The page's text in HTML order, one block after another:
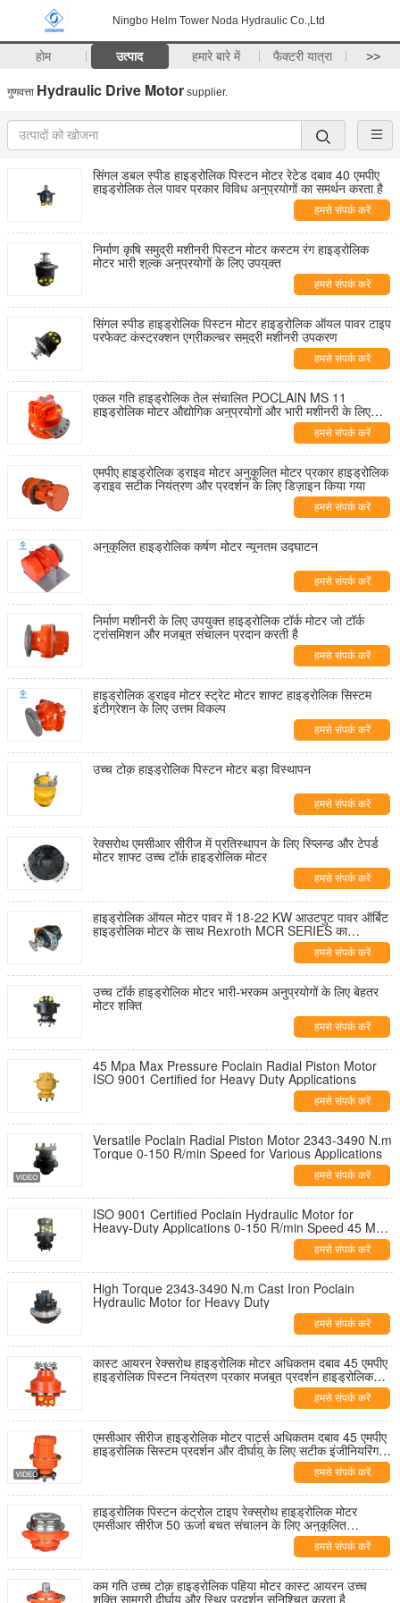
Ningbo Helm Tower Noda Hydraulic Co.,Ltd
होम उत्पाद हमारे बारे में फैक्टरी यात्रा >>
गुणवत्ता Hydraulic Drive Motor supplier.
सिंगल डबल स्पीड हाइड्रोलिक पिस्टन मोटर रेटेड दबाव 40 एमपीए
हाइड्रोलिक तेल पावर प्रकार विविध अनुप्रयोगों का समर्थन करता है
हमसे संपर्क करें
निर्माण कृषि समुद्री मशीनरी पिस्टन मोटर कस्टम रंग हाइड्रोलिक
मोटर भारी शुल्क अनुप्रयोगों के लिए उपयुक्त
हमसे संपर्क करें
सिंगल स्पीड हाइड्रोलिक पिस्टन मोटर हाइड्रोलिक ऑयल पावर टाइप
परफेक्ट कंस्ट्रक्शन एग्रीकल्चर समुद्री मशीनरी उपकरण
हमसे संपर्क करें
एकल गति हाइड्रोलिक तेल संचालित POCLAIN MS 11
हाइड्रोलिक मोटर औद्योगिक अनुप्रयोगों और भारी मशीनरी के लिए
हमसे संपर्क करें
एमपीए हाइड्रोलिक ड्राइव मोटर अनुकूलित मोटर प्रकार हाइड्रोलिक
ड्राइव सटीक नियंत्रण और प्रदर्शन के लिए डिज़ाइन किया गया
हमसे संपर्क करें
अनुकूलित हाइड्रोलिक कर्षण मोटर न्यूनतम उद्घाटन
हमसे संपर्क करें
निर्माण मशीनरी के लिए उपयुक्त हाइड्रोलिक टॉर्क मोटर जो टॉर्क
ट्रांसमिशन और मजबूत संचालन प्रदान करती है
हमसे संपर्क करें
हाइड्रोलिक ड्राइव मोटर स्ट्रेट मोटर शाफ्ट हाइड्रोलिक सिस्टम
इंटीग्रेशन के लिए उत्तम विकल्प
हमसे संपर्क करें
उच्च टोक़ हाइड्रोलिक पिस्टन मोटर बड़ा विस्थापन
हमसे संपर्क करें
रेक्सरोथ एमसीआर सीरीज में प्रतिस्थापन के लिए स्प्लिन्ड और टेपर्ड
मोटर शाफ्ट उच्च टॉर्क हाइड्रोलिक मोटर
हमसे संपर्क करें
हाइड्रोलिक ऑयल मोटर पावर में 18-22 KW आउटपुट पावर ऑर्बिट
हाइड्रोलिक मोटर के साथ Rexroth MCR SERIES का
हमसे संपर्क करें
उच्च टॉर्क हाइड्रोलिक मोटर भारी-भरकम अनुप्रयोगों के लिए बेहतर
मोटर शक्ति
हमसे संपर्क करें
45 Mpa Max Pressure Poclain Radial Piston Motor
ISO 9001 Certified for Heavy Duty Applications
हमसे संपर्क करें
Versatile Poclain Radial Piston Motor 2343-3490 N.m
Torque 0-150 R/min Speed for Various Applications
हमसे संपर्क करें
ISO 9001 Certified Poclain Hydraulic Motor for
Heavy-Duty Applications 0-150 R/min Speed 45 Mpa
हमसे संपर्क करें
High Torque 2343-3490 N.m Cast Iron Poclain
Hydraulic Motor for Heavy Duty
हमसे संपर्क करें
कास्ट आयरन रेक्सरोथ हाइड्रोलिक मोटर अधिकतम दबाव 45 एमपीए
हाइड्रोलिक पिस्टन नियंत्रण प्रकार मजबूत प्रदर्शन हाइड्रोलिक
हमसे संपर्क करें
एमसीआर सीरीज हाइड्रोलिक मोटर पार्ट्स अधिकतम दबाव 45 एमपीए
हाइड्रोलिक सिस्टम प्रदर्शन और दीर्घायु के लिए सटीक इंजीनियरिंग
हमसे संपर्क करें
हाइड्रोलिक पिस्टन कंट्रोल टाइप रेक्स्रोथ हाइड्रोलिक मोटर
एमसीआर सीरीज 50 ऊर्जा बचत संचालन के लिए अनुकूलित
हमसे संपर्क करें
कम गति उच्च टोक़ हाइड्रोलिक पहिया मोटर कास्ट आयरन उच्च
शक्ति सामग्री दीर्घायु और स्थिर प्रदर्शन सुनिश्चित करता है